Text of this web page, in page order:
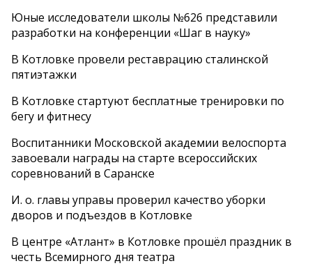
Юные исследователи школы №626 представили
разработки на конференции «Шаг в науку»
В Котловке провели реставрацию сталинской
пятиэтажки
В Котловке стартуют бесплатные тренировки по
бегу и фитнесу
Воспитанники Московской академии велоспорта
завоевали награды на старте всероссийских
соревнований в Саранске
И. о. главы управы проверил качество уборки
дворов и подъездов в Котловке
В центре «Атлант» в Котловке прошёл праздник в
честь Всемирного дня театра